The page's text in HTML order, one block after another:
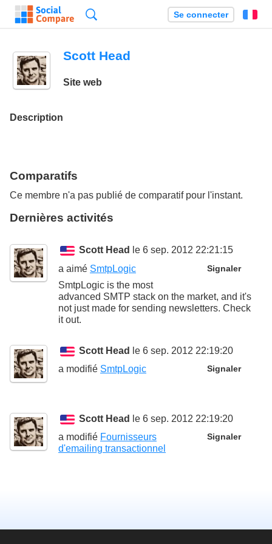
Se connecter
Scott Head
Site web
Description
Comparatifs
Ce membre n'a pas publié de comparatif pour l'instant.
Dernières activités
Scott Head le 6 sep. 2012 22:21:15
Signaler
a aimé SmtpLogic
SmtpLogic is the most
advanced SMTP stack on the market, and it's
not just made for sending newsletters. Check
it out.
Scott Head le 6 sep. 2012 22:19:20
Signaler
a modifié SmtpLogic
Scott Head le 6 sep. 2012 22:19:20
Signaler
a modifié Fournisseurs
d'emailing transactionnel